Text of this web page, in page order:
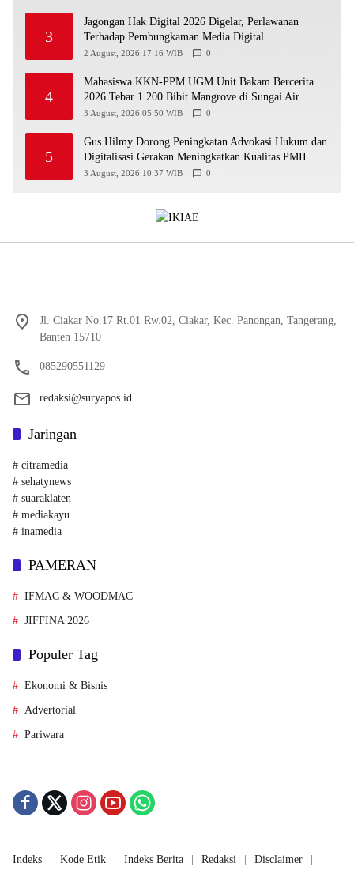
3
Jagongan Hak Digital 2026 Digelar, Perlawanan
Terhadap Pembungkaman Media Digital
2 August, 2026 17:16 WIB 0
4
Mahasiswa KKN-PPM UGM Unit Bakam Bercerita
2026 Tebar 1.200 Bibit Mangrove di Sungai Air
Layang
3 August, 2026 05:50 WIB 0
5
Gus Hilmy Dorong Peningkatan Advokasi Hukum dan
Digitalisasi Gerakan Meningkatkan Kualitas PMII
DIY
3 August, 2026 10:37 WIB 0
Jl. Ciakar No.17 Rt.01 Rw.02, Ciakar, Kec. Panongan, Tangerang,
Banten 15710
085290551129
redaksi@suryapos.id
Jaringan
# citramedia
# sehatynews
# suaraklaten
# mediakayu
# inamedia
PAMERAN
IFMAC & WOODMAC
JIFFINA 2026
Populer Tag
Ekonomi & Bisnis
Advertorial
Pariwara
Indeks Kode Etik Indeks Berita Redaksi Disclaimer